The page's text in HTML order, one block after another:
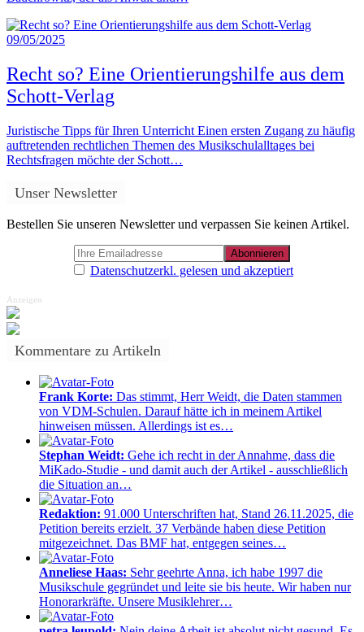
09/05/2025
Recht so? Eine Orientierungshilfe aus dem
Schott-Verlag
Juristische Tipps für Ihren Unterricht Einen ersten Zugang zu häufig
auftretenden rechtlichen Themen des Musikschulalltages bei
Rechtsfragen möchte der Schott…
Unser Newsletter
Bestellen Sie unseren Newsletter und verpassen Sie keinen Artikel.
Datenschutzerkl. gelesen und akzeptiert
Anzeigen
Kommentare zu Artikeln
Frank Korte: Das stimmt, Herr Weidt, die Daten stammen
von VDM-Schulen. Darauf hätte ich in meinem Artikel
hinweisen müssen. Allerdings ist es…
Stephan Weidt: Gehe ich recht in der Annahme, dass die
MiKado-Studie - und damit auch der Artikel - ausschließlich
die Situation an…
Redaktion: 91.000 Unterschriften hat, Stand 26.11.2025, die
Petition bereits erzielt. 37 Verbände haben diese Petition
mitgezeichnet. Das BMF hat, entgegen seines…
Anneliese Haas: Sehr geehrte Anna, ich habe 1997 die
Musikschule gegründet und leite sie bis heute. Wir haben nur
Honorarkräfte. Unsere Musiklehrer…